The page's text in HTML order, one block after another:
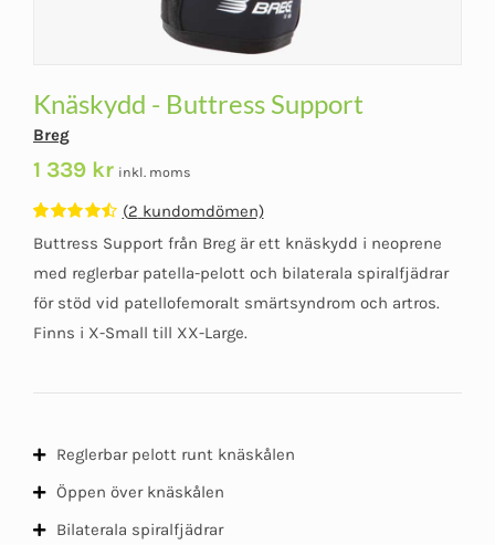
Knäskydd - Buttress Support
Breg
1 339 kr inkl. moms
Betygsatt
4.50av 5
baserat på
2
kundomdömen
(2 kundomdömen)
Buttress Support från Breg är ett knäskydd i neoprene
med reglerbar patella-pelott och bilaterala spiralfjädrar
för stöd vid patellofemoralt smärtsyndrom och artros.
Finns i X-Small till XX-Large.
Reglerbar pelott runt knäskålen
Öppen över knäskålen
Bilaterala spiralfjädrar